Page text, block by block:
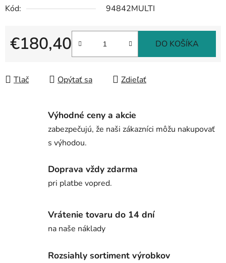
Kód:
94842MULTI
€180,40 DO KOŠÍKA
Tlač Opýtať sa Zdieľať
Výhodné ceny a akcie
zabezpečujú, že naši zákazníci môžu nakupovať
s výhodou.
Doprava vždy zdarma
pri platbe vopred.
Vrátenie tovaru do 14 dní
na naše náklady
Rozsiahly sortiment výrobkov